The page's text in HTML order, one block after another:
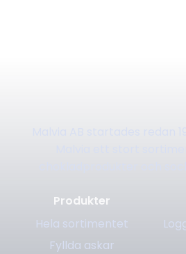
Produkter
Hela sortimentet
Fyllda askar